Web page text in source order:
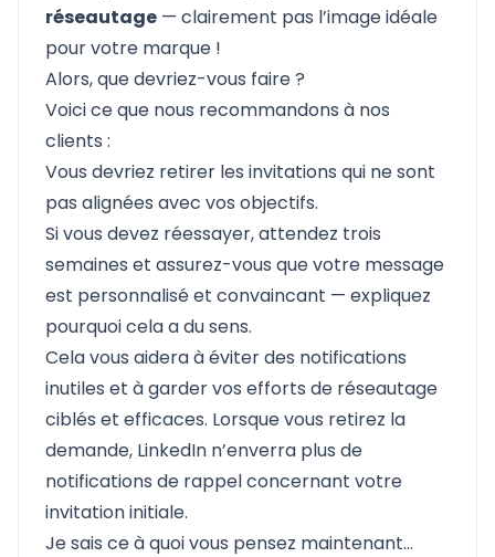
réseautage — clairement pas l’image idéale
pour votre marque !
Alors, que devriez-vous faire ?
Voici ce que nous recommandons à nos
clients :
Vous devriez retirer les invitations qui ne sont
pas alignées avec vos objectifs.
Si vous devez réessayer, attendez trois
semaines et assurez-vous que votre message
est personnalisé et convaincant — expliquez
pourquoi cela a du sens.
Cela vous aidera à éviter des notifications
inutiles et à garder vos efforts de réseautage
ciblés et efficaces. Lorsque vous retirez la
demande, LinkedIn n’enverra plus de
notifications de rappel concernant votre
invitation initiale.
Je sais ce à quoi vous pensez maintenant…